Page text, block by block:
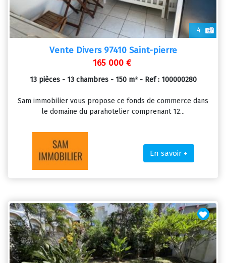
4
Vente Divers 97410 Saint-pierre
165 000 €
13 pièces - 13 chambres - 150 m² - Ref : 100000280
Sam immobilier vous propose ce fonds de commerce dans
le domaine du parahotelier comprenant 12...
En savoir +